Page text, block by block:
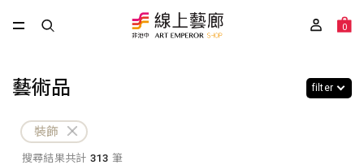
0
藝術品 filter
裝飾
搜尋結果共計 313 筆